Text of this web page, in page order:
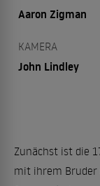
Aaron Zigman
KAMERA
John Lindley
Zunächst ist die
mit ihrem Bruder